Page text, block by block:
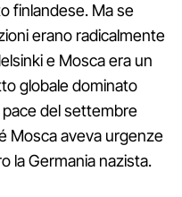
finlandese. Ma se
erano radicalmente
e Mosca era un
globale dominato
pace del settembre
Mosca aveva urgenze
la Germania nazista.